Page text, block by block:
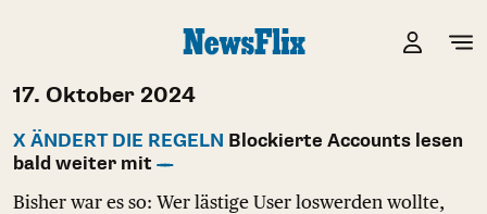
17. Oktober 2024
X ÄNDERT DIE REGELN Blockierte Accounts lesen
bald weiter mit
Bisher war es so: Wer lästige User loswerden wollte,